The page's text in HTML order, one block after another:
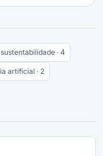
sustentabilidade · 4
artificial · 2